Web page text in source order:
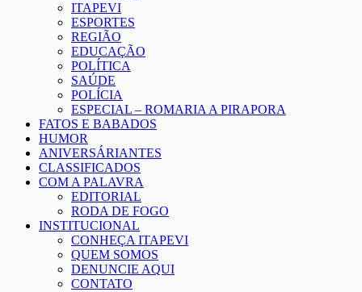
ITAPEVI
ESPORTES
REGIÃO
EDUCAÇÃO
POLÍTICA
SAÚDE
POLÍCIA
ESPECIAL – ROMARIA A PIRAPORA
FATOS E BABADOS
HUMOR
ANIVERSÁRIANTES
CLASSIFICADOS
COM A PALAVRA
EDITORIAL
RODA DE FOGO
INSTITUCIONAL
CONHEÇA ITAPEVI
QUEM SOMOS
DENUNCIE AQUI
CONTATO